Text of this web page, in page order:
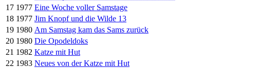
17 1977 Eine Woche voller Samstage
18 1977 Jim Knopf und die Wilde 13
19 1980 Am Samstag kam das Sams zurück
20 1980 Die Opodeldoks
21 1982 Katze mit Hut
22 1983 Neues von der Katze mit Hut